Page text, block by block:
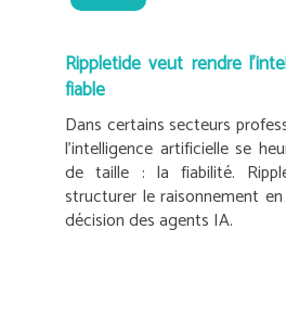
Rippletide veut rendre
fiable
Dans certains secteurs
l’intelligence artificielle se
de taille : la fiabilité.
structurer le raisonnement
décision des agents IA.